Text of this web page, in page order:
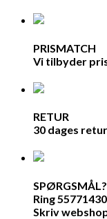
PRISMATCH
Vi tilbyder
RETUR
30 dages retur
SPØRGSMÅL?
Ring 55771430
Skriv